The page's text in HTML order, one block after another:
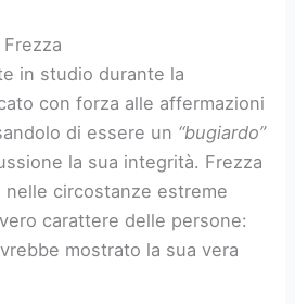
in studio durante la
con forza alle affermazioni
di essere un “bugiardo”
la sua integrità. Frezza
circostanze estreme
carattere delle persone:
mostrato la sua vera